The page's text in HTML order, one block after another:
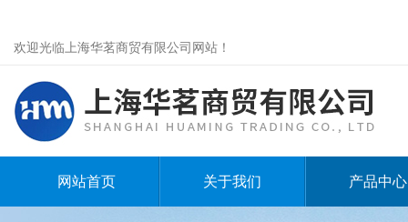
欢迎光临上海华茗商贸有限公司网站！
网站首页 关于我们 产品中心